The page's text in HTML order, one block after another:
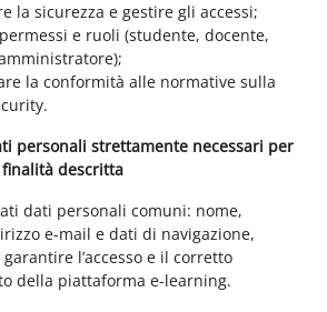
la sicurezza e gestire gli accessi;
e ruoli (studente, docente,
la conformità alle normative sulla
personali strettamente necessari per
descritta
dati personali comuni: nome,
e-mail e dati di navigazione,
l’accesso e il corretto
della piattaforma e-learning.